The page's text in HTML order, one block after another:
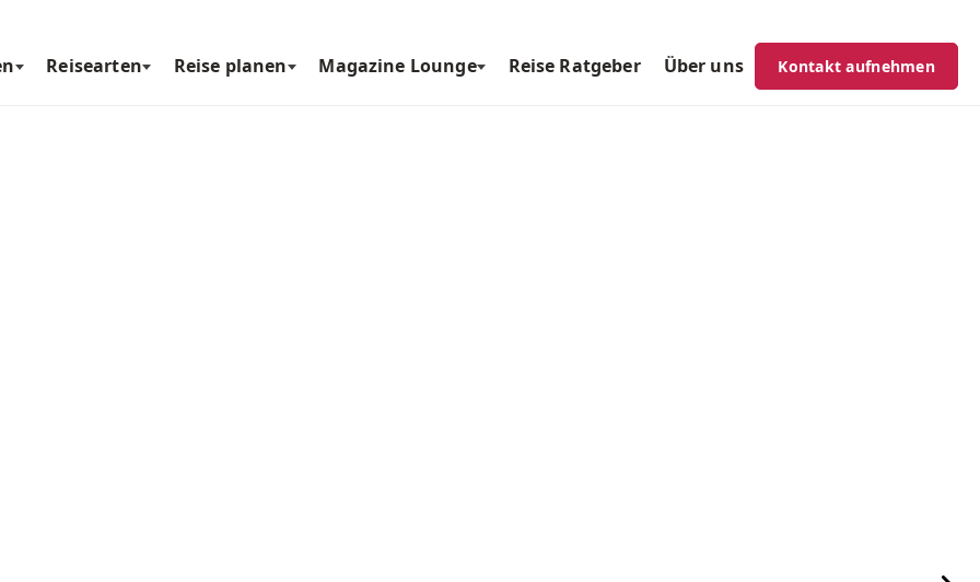
Reisearten Reise planen Magazine Lounge Reise Ratgeber Über uns Kontakt aufnehmen